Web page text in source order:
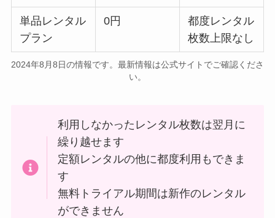
単品レンタル
プラン
0円
都度レンタル
枚数上限なし
2024年8月8日の情報です。最新情報は公式サイトでご確認くださ
い。
利用しなかったレンタル枚数は翌月に
繰り越せます
定額レンタルの他に都度利用もできま
す
無料トライアル期間は新作のレンタル
ができません